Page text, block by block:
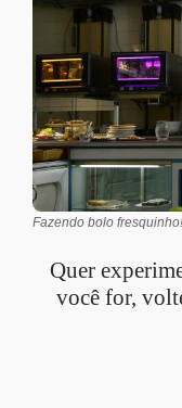
Fazendo bolo
Quer
você for,